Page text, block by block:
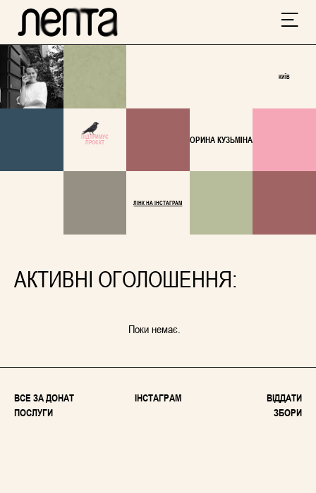
КИЇВ
ПІДТРИМУЄ
ПРОЄКТ ОРИНА КУЗЬМІНА
ЛІНК НА ІНСТАГРАМ
АКТИВНІ ОГОЛОШЕННЯ:
Поки немає.
ВСЕ ЗА ДОНАТ ІНСТАГРАМ
ВІДДАТИ
ПОСЛУГИ
ЗБОРИ